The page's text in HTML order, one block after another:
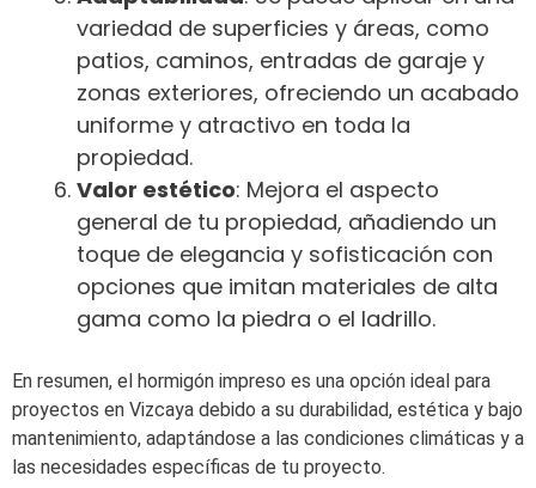
variedad de superficies y áreas, como
patios, caminos, entradas de garaje y
zonas exteriores, ofreciendo un acabado
uniforme y atractivo en toda la
propiedad.
Valor estético: Mejora el aspecto
general de tu propiedad, añadiendo un
toque de elegancia y sofisticación con
opciones que imitan materiales de alta
gama como la piedra o el ladrillo.
En resumen, el hormigón impreso es una opción ideal para
proyectos en Vizcaya debido a su durabilidad, estética y bajo
mantenimiento, adaptándose a las condiciones climáticas y a
las necesidades específicas de tu proyecto.